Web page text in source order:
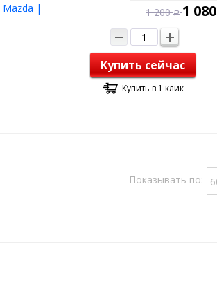
Mazda | 1 200 Р 1 080
Купить сейчас
Купить в 1 клик
Показывать по: